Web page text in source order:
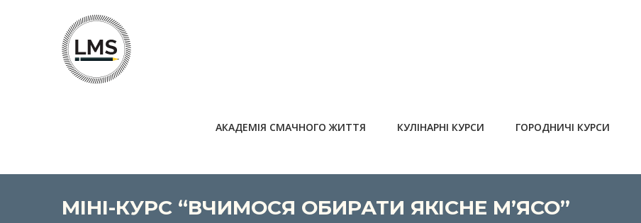
АКАДЕМІЯ СМАЧНОГО ЖИТТЯ КУЛІНАРНІ КУРСИ ГОРОДНИЧІ КУРСИ
МІНІ-КУРС “ВЧИМОСЯ ОБИРАТИ ЯКІСНЕ М’ЯСО”